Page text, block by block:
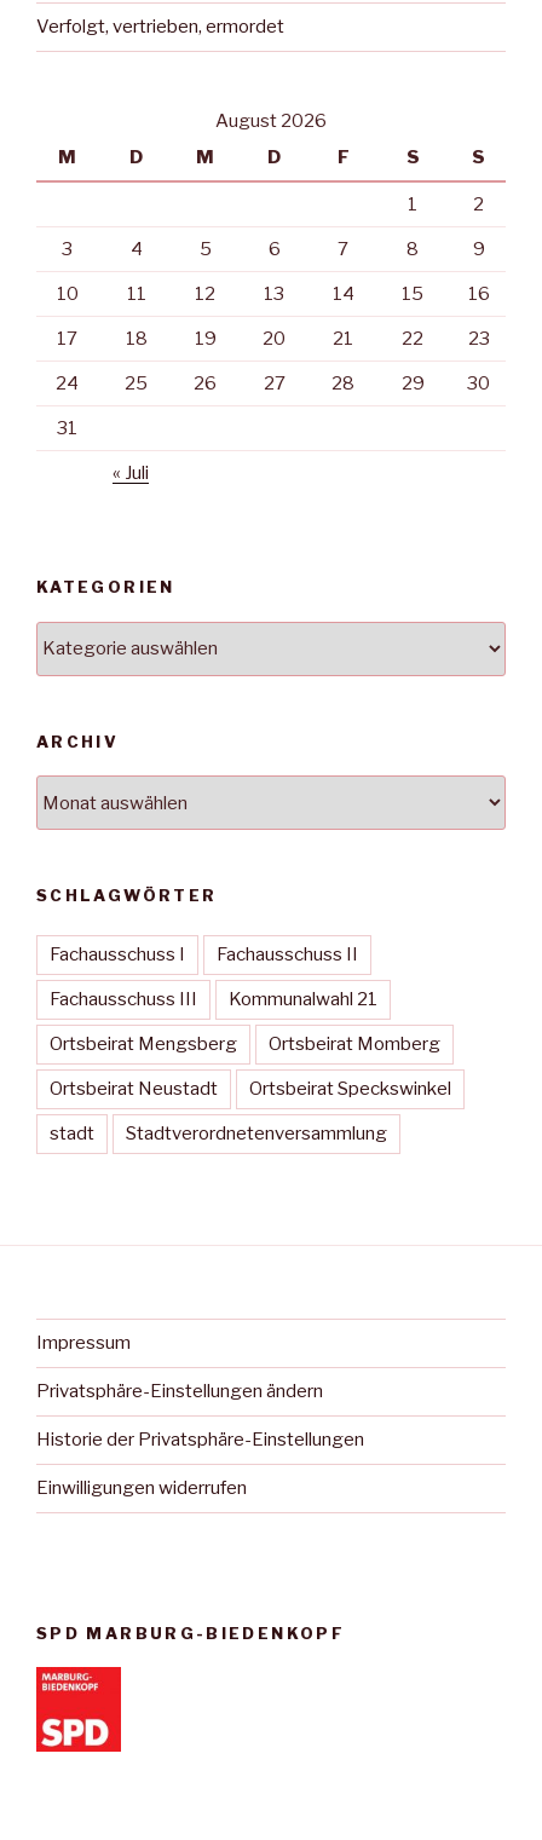
Verfolgt, vertrieben, ermordet
August 2026
M
D M D F S S
1 2
3 4 5 6 7 8 9
10 11 12 13 14 15 16
17 18 19 20 21 22 23
24 25 26 27 28 29 30
31
« Juli
KATEGORIEN
ARCHIV
SCHLAGWÖRTER
Fachausschuss I Fachausschuss II
Fachausschuss III Kommunalwahl 21
Ortsbeirat Mengsberg Ortsbeirat Momberg
Ortsbeirat Neustadt Ortsbeirat Speckswinkel
stadt Stadtverordnetenversammlung
Impressum
Privatsphäre-Einstellungen ändern
Historie der Privatsphäre-Einstellungen
Einwilligungen widerrufen
SPD MARBURG-BIEDENKOPF